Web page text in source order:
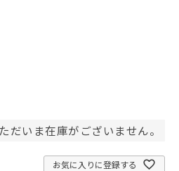
だいま在庫がございません。
お気に入りに登録する